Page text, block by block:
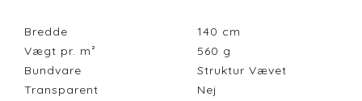
Bredde 140 cm
Vægt pr. m²
560 g
Bundvare
Struktur Vævet
Transparent
Nej